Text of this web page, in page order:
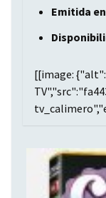
Emitida
[[image: